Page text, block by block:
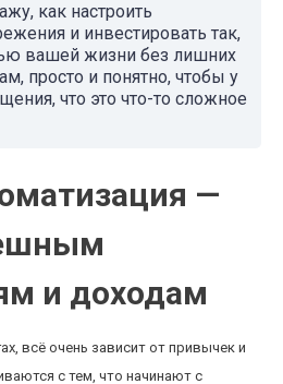
как настроить
и инвестировать так,
вашей жизни без лишних
просто и понятно, чтобы у
что это что-то сложное
—
и доходам
всё очень зависит от привычек и
с тем, что начинают с